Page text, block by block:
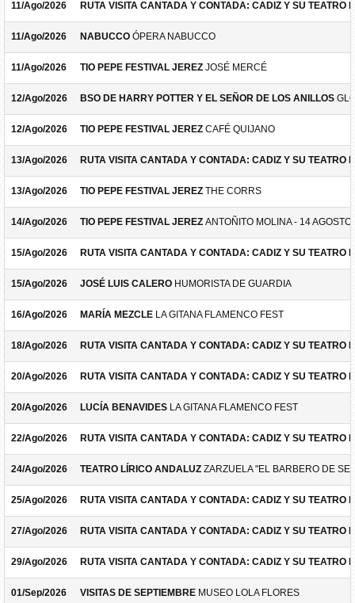
11/Ago/2026 RUTA VISITA CANTADA Y CONTADA: CADIZ Y SU TEATRO
11/Ago/2026 NABUCCO ÓPERA NABUCCO
11/Ago/2026 TIO PEPE FESTIVAL JEREZ JOSÉ MERCÉ
12/Ago/2026 BSO DE HARRY POTTER Y EL SEÑOR DE LOS ANILLOS
12/Ago/2026 TIO PEPE FESTIVAL JEREZ CAFÉ QUIJANO
13/Ago/2026 RUTA VISITA CANTADA Y CONTADA: CADIZ Y SU TEATRO
13/Ago/2026 TIO PEPE FESTIVAL JEREZ THE CORRS
14/Ago/2026 TIO PEPE FESTIVAL JEREZ ANTOÑITO MOLINA - 14 AGOSTO
15/Ago/2026 RUTA VISITA CANTADA Y CONTADA: CADIZ Y SU TEATRO
15/Ago/2026 JOSÉ LUIS CALERO HUMORISTA DE GUARDIA
16/Ago/2026 MARÍA MEZCLE LA GITANA FLAMENCO FEST
18/Ago/2026 RUTA VISITA CANTADA Y CONTADA: CADIZ Y SU TEATRO
20/Ago/2026 RUTA VISITA CANTADA Y CONTADA: CADIZ Y SU TEATRO
20/Ago/2026 LUCÍA BENAVIDES LA GITANA FLAMENCO FEST
22/Ago/2026 RUTA VISITA CANTADA Y CONTADA: CADIZ Y SU TEATRO
24/Ago/2026 TEATRO LÍRICO ANDALUZ ZARZUELA "EL BARBERO DE
25/Ago/2026 RUTA VISITA CANTADA Y CONTADA: CADIZ Y SU TEATRO
27/Ago/2026 RUTA VISITA CANTADA Y CONTADA: CADIZ Y SU TEATRO
29/Ago/2026 RUTA VISITA CANTADA Y CONTADA: CADIZ Y SU TEATRO
01/Sep/2026 VISITAS DE SEPTIEMBRE MUSEO LOLA FLORES